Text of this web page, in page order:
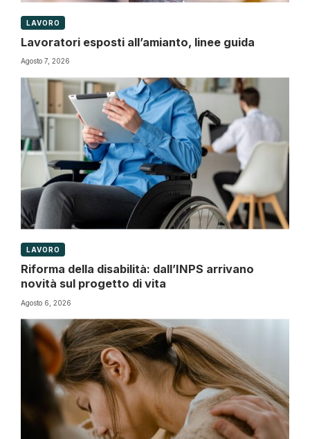
LAVORO
Lavoratori esposti all’amianto, linee guida
Agosto 7, 2026
LAVORO
Riforma della disabilità: dall’INPS arrivano
novità sul progetto di vita
Agosto 6, 2026